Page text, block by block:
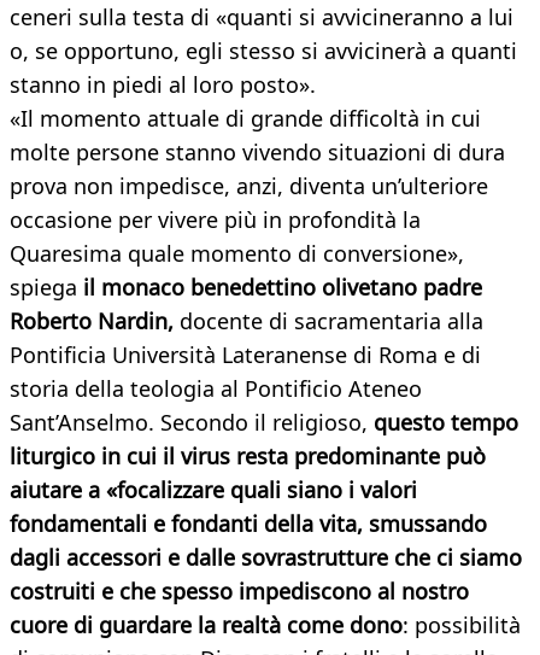
ceneri sulla testa di «quanti si avvicineranno a lui
o, se opportuno, egli stesso si avvicinerà a quanti
stanno in piedi al loro posto».
«Il momento attuale di grande difficoltà in cui
molte persone stanno vivendo situazioni di dura
prova non impedisce, anzi, diventa un’ulteriore
occasione per vivere più in profondità la
Quaresima quale momento di conversione»,
spiega il monaco benedettino olivetano padre
Roberto Nardin, docente di sacramentaria alla
Pontificia Università Lateranense di Roma e di
storia della teologia al Pontificio Ateneo
Sant’Anselmo. Secondo il religioso, questo tempo
liturgico in cui il virus resta predominante può
aiutare a «focalizzare quali siano i valori
fondamentali e fondanti della vita, smussando
dagli accessori e dalle sovrastrutture che ci siamo
costruiti e che spesso impediscono al nostro
cuore di guardare la realtà come dono: possibilità